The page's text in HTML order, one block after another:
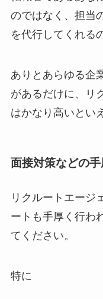
のではなく、 担当
を代行してくれる
ありとあらゆる企
があるだけに、リ
はかなり高いとい
面接対策などの
リクルートエージ
ートも手厚く行わ
てください。
特に